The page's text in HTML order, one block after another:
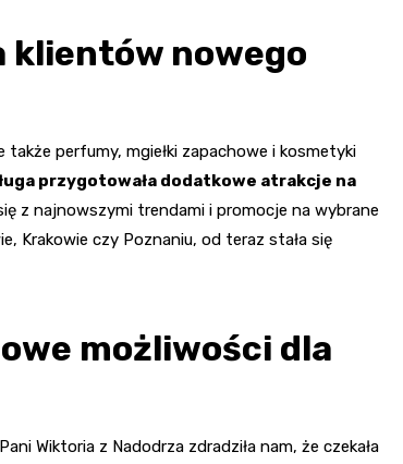
klientów nowego
perfumy, mgiełki zapachowe i kosmetyki
przygotowała dodatkowe atrakcje na
z najnowszymi trendami i promocje na wybrane
Krakowie czy Poznaniu, od teraz stała się
możliwości dla
Wiktoria z Nadodrza zdradziła nam, że czekała